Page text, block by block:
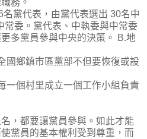
務。
名黨代表，由黨代表選出 30名中
常委。黨代表、中執委與中常委
多黨員參與中央的決策。 B.地
國鄉鎮市區黨部不但要恢復或設
一個村里成立一個工作小組負責
，都要讓黨員參與。如此才能
黨員的基本權利受到尊重，而